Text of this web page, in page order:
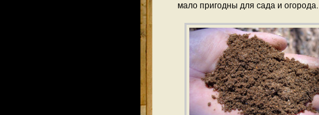
мало пригодны для сада и огорода.